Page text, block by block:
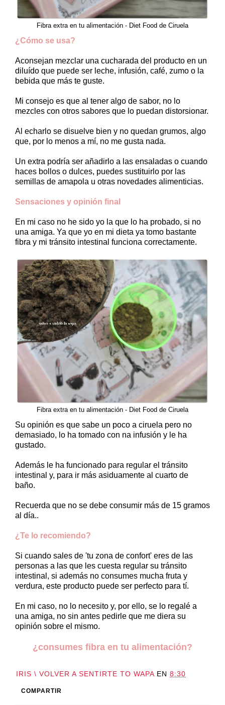
Fibra extra en tu alimentación - Diet Food de Ciruela
¿Cómo se usa?
Aconsejan mezclar una cucharada del producto en un
diluído que puede ser leche, infusión, café, zumo o la
bebida que más te guste.
Mi consejo es que al tener algo de sabor, no lo
mezcles con otros sabores que lo puedan distorsionar.
Al echarlo se disuelve bien y no quedan grumos, algo
que, por lo menos a mí, no me gusta nada.
Un extra podría ser añadirlo a las ensaladas o cuando
haces bollos o dulces, puedes sustituirlo por las
semillas de amapola u otras novedades alimenticias.
Sensaciones y opinión final
En mi caso no he sido yo la que lo ha probado, si no
una amiga. Ya que yo en mi dieta ya tomo bastante
fibra y mi tránsito intestinal funciona correctamente.
Fibra extra en tu alimentación - Diet Food de Ciruela
Su opinión es que sabe un poco a ciruela pero no
demasiado, lo ha tomado con na infusión y le ha
gustado.
Además le ha funcionado para regular el tránsito
intestinal y, para ir más asiduamente al cuarto de
baño.
Recuerda que no se debe consumir más de 15 gramos
al día..
¿Te lo recomiendo?
Si cuando sales de 'tu zona de confort' eres de las
personas a las que les cuesta regular su tránsito
intestinal, si además no consumes mucha fruta y
verdura, este producto puede ser perfecto para tí.
En mi caso, no lo necesito y, por ello, se lo regalé a
una amiga, no sin antes pedirle que me diera su
opinión sobre el mismo.
¿consumes fibra en tu alimentación?
IRIS \ VOLVER A SENTIRTE TO WAPA EN 8:30
COMPARTIR